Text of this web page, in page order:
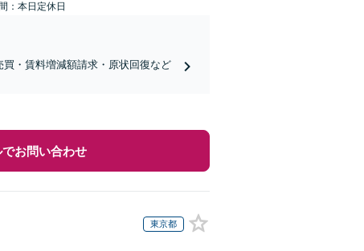
：本日定休日
買・賃料増減額請求・原状回復など
でお問い合わせ
東京都